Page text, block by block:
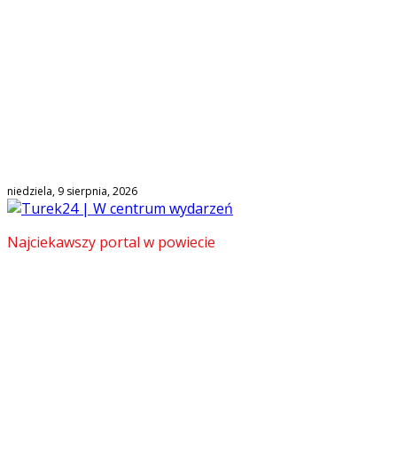
niedziela, 9 sierpnia, 2026
Najciekawszy portal w powiecie